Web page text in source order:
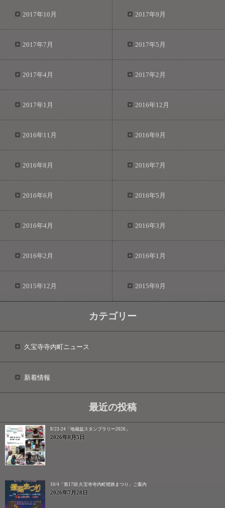
2017年10月 2017年9月
2017年7月 2017年5月
2017年4月 2017年2月
2017年1月 2016年12月
2016年11月 2016年9月
2016年8月 2016年7月
2016年6月 2016年5月
2016年4月 2016年3月
2016年2月 2016年1月
2015年12月 2015年9月
カテゴリー
久宝寺寺内町ニュース
新着情報
最近の投稿
8/23-24「地蔵盆スタンプラリー2026」
2026年8月5日
10/4「第17回 久宝寺寺内町燈路まつり」ご案内
2026年7月28日